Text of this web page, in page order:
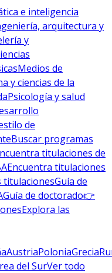
e inteligencia
arquitectura y
y
Medios de
y ciencias de la
Psicología y salud
de
Buscar programas
titulaciones de
Encuentra titulaciones
titulacionesGuía de
Guía de doctorado👉
Explora las
AustriaPoloniaGrecia
del SurVer todo